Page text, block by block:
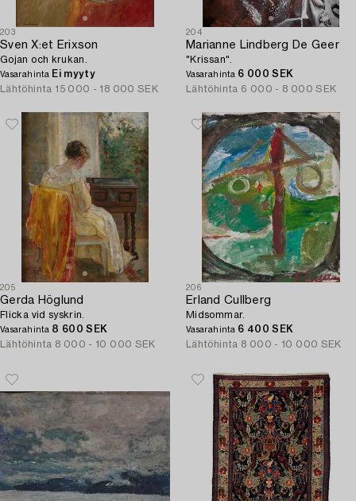
203
Sven X:et Erixson
Gojan och krukan.
Vasarahinta Ei myyty
Lähtöhinta 15 000 - 18 000 SEK
204
Marianne Lindberg De Geer
"Krissan".
Vasarahinta 6 000 SEK
Lähtöhinta 6 000 - 8 000 SEK
205
Gerda Höglund
Flicka vid syskrin.
Vasarahinta 8 600 SEK
Lähtöhinta 8 000 - 10 000 SEK
206
Erland Cullberg
Midsommar.
Vasarahinta 6 400 SEK
Lähtöhinta 8 000 - 10 000 SEK